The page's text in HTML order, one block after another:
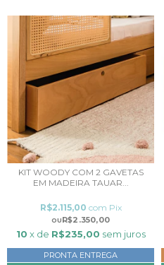
KIT WOODY COM 2 GAVETAS
EM MADEIRA TAUAR...
R$2.350,00
R$2.115,00 com Pix
10 x de R$235,00 sem juros
PRONTA ENTREGA